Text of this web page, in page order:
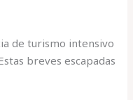
de turismo intensivo
breves escapadas